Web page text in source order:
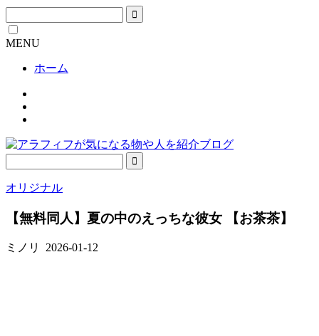
MENU
ホーム
オリジナル
【無料同人】夏の中のえっちな彼女 【お茶茶】
ミノリ 2026-01-12